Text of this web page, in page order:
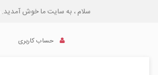
سلام ، به سایت ما خوش آمدید.
حساب کاربری